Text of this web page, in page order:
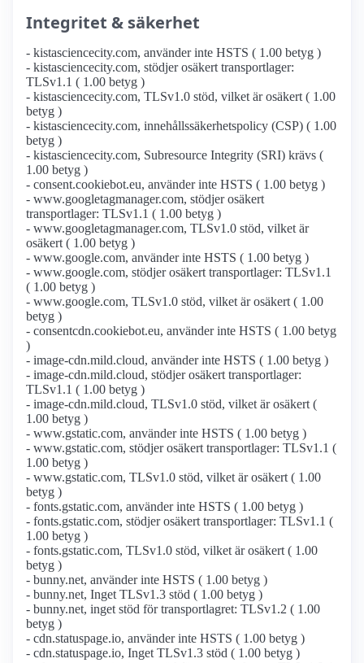
Integritet & säkerhet
- kistasciencecity.com, använder inte HSTS ( 1.00 betyg )
- kistasciencecity.com, stödjer osäkert transportlager:
TLSv1.1 ( 1.00 betyg )
- kistasciencecity.com, TLSv1.0 stöd, vilket är osäkert ( 1.00
betyg )
- kistasciencecity.com, innehållssäkerhetspolicy (CSP) ( 1.00
betyg )
- kistasciencecity.com, Subresource Integrity (SRI) krävs (
1.00 betyg )
- consent.cookiebot.eu, använder inte HSTS ( 1.00 betyg )
- www.googletagmanager.com, stödjer osäkert
transportlager: TLSv1.1 ( 1.00 betyg )
- www.googletagmanager.com, TLSv1.0 stöd, vilket är
osäkert ( 1.00 betyg )
- www.google.com, använder inte HSTS ( 1.00 betyg )
- www.google.com, stödjer osäkert transportlager: TLSv1.1
( 1.00 betyg )
- www.google.com, TLSv1.0 stöd, vilket är osäkert ( 1.00
betyg )
- consentcdn.cookiebot.eu, använder inte HSTS ( 1.00 betyg
)
- image-cdn.mild.cloud, använder inte HSTS ( 1.00 betyg )
- image-cdn.mild.cloud, stödjer osäkert transportlager:
TLSv1.1 ( 1.00 betyg )
- image-cdn.mild.cloud, TLSv1.0 stöd, vilket är osäkert (
1.00 betyg )
- www.gstatic.com, använder inte HSTS ( 1.00 betyg )
- www.gstatic.com, stödjer osäkert transportlager: TLSv1.1 (
1.00 betyg )
- www.gstatic.com, TLSv1.0 stöd, vilket är osäkert ( 1.00
betyg )
- fonts.gstatic.com, använder inte HSTS ( 1.00 betyg )
- fonts.gstatic.com, stödjer osäkert transportlager: TLSv1.1 (
1.00 betyg )
- fonts.gstatic.com, TLSv1.0 stöd, vilket är osäkert ( 1.00
betyg )
- bunny.net, använder inte HSTS ( 1.00 betyg )
- bunny.net, Inget TLSv1.3 stöd ( 1.00 betyg )
- bunny.net, inget stöd för transportlagret: TLSv1.2 ( 1.00
betyg )
- cdn.statuspage.io, använder inte HSTS ( 1.00 betyg )
- cdn.statuspage.io, Inget TLSv1.3 stöd ( 1.00 betyg )